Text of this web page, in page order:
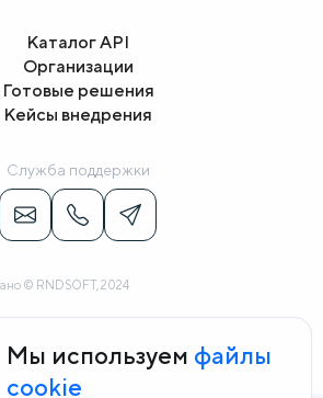
Каталог API
Организации
Готовые решения
Кейсы внедрения
Служба поддержки
© RNDSOFT, 2024
конфиденциальности
на обработку персональных данных
Мы используем файлы
cookie